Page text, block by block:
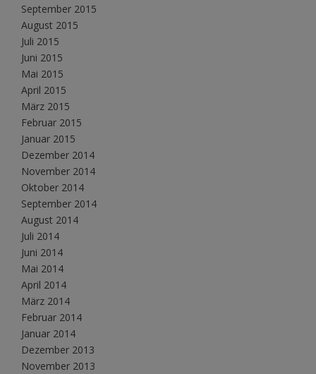
September 2015
August 2015
Juli 2015
Juni 2015
Mai 2015
April 2015
März 2015
Februar 2015
Januar 2015
Dezember 2014
November 2014
Oktober 2014
September 2014
August 2014
Juli 2014
Juni 2014
Mai 2014
April 2014
März 2014
Februar 2014
Januar 2014
Dezember 2013
November 2013